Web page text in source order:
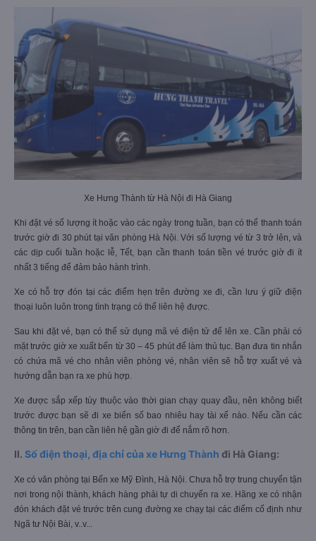
Xe Hưng Thành từ Hà Nội đi Hà Giang
Khi đặt vé số lượng ít hoặc vào các ngày trong tuần, bạn có thể thanh toán
trước giờ đi 30 phút tại văn phòng Hà Nội. Với số lượng vé từ 3 trở lên, và
các dịp cuối tuần hoặc lễ, Tết, bạn cần thanh toán tiền vé trước giờ đi ít
nhất 3 tiếng để đảm bảo hành trình.
Xe có hỗ trợ đón tại các điểm hẹn trên đường xe đi, cần lưu ý giữ điện
thoại luôn luôn trong tình trạng có thể liên hệ được.
Sau khi đặt vé, bạn có thể sử dụng mã vé điện tử để lên xe. Cần phải có
mặt trước giờ xe xuất bến từ 30 – 45 phút để làm thủ tục. Bạn đưa tin nhắn
có chứa mã vé cho nhân viên phòng vé, nhân viên sẽ hỗ trợ xuất vé và
hướng dẫn bạn ra xe phù hợp.
Xe được sắp xếp tùy thuộc vào thời gian chạy quay đầu, nên không biết
trước được bạn sẽ đi xe biển số bao nhiêu hay tài xế nào. Nếu cần các
thông tin trên, bạn cần liên hệ gần giờ đi để nắm rõ hơn.
II. Số điện thoại, địa chỉ của xe Hưng Thành đi Hà Giang:
Xe có văn phòng tại Bến xe Mỹ Đình, Hà Nội. Chưa hỗ trợ trung chuyển tận
nơi trong nội thành, khách hàng phải tự di chuyển ra xe. Hãng xe có nhận
đón khách đặt vé trước trên cung đường xe chạy tại các điểm cố định như
Ngã tư Nội Bài, v..v...